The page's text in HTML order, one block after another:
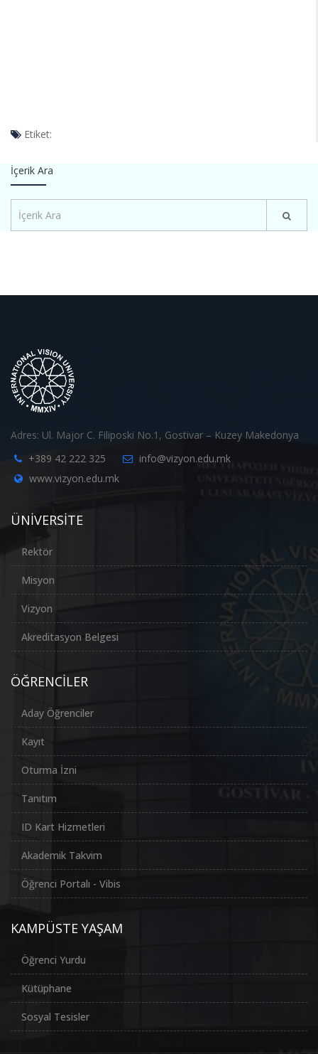
Etiket:
İçerik Ara
Adres: Ul. Major C. Filiposki No.1, Gostivar – Kuzey Makedonya
+389 42 222 325
info@vizyon.edu.mk
www.vizyon.edu.mk
ÜNİVERSİTE
Rektör
Misyon
Vizyon
Akreditasyon Belgesi
ÖĞRENCİLER
Aday Öğrenciler
Kayıt
Oturma İzni
Tanıtım
ID Kart Hizmetleri
Akademik Takvim
Öğrenci Portalı - Vibis
KAMPÜSTE YAŞAM
Öğrenci Yurdu
Kütüphane
Sosyal Tesisler